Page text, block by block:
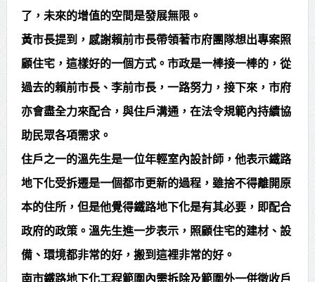
了，未來的增值的空間是發展無限。
黃市長提到，感謝賴前市長帶領著市府團隊想出專案照
顧住宅，這樣好的一個方式。市政是一棒接一棒的，從
過去的賴前市長、李前市長，一路努力，接下來，市府
亦會盡全力來配合，與住戶溝通，在法令規範內持續協
助民眾各項需求。
住戶之一的溫先生是一位年輕室內設計師，他表示鐵路
地下化受拆遷是一個都市更新的過程，雖捨不得離開原
本的住所，但是他覺得鐵路地下化是有其必要，即配合
政府的政策。溫先生進一步表示，照顧住宅的建材、設
備、環境都非常的好，搬到這裡非常的好。
南市鐵路地下化工程範圍內需拆除及範圍外一併徵收戶